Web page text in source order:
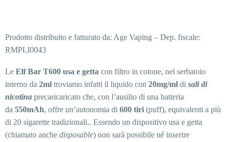
Prodotto distribuito e fatturato da: Age Vaping – Dep. fiscale:
RMPLI0043
Le Elf Bar T600 usa e getta con filtro in cotone, nel serbatoio
interno da 2ml troviamo infatti il liquido con 20mg/ml di sali di
nicotina precaricaricato che, con l’ausilio di una batteria
da 550mAh, offre un’autonomia di 600 tiri (puff), equivalenti a più
di 20 sigarette tradizionali.. Essendo un dispositivo usa e getta
(chiamato anche disposable) non sarà possibile né inserire